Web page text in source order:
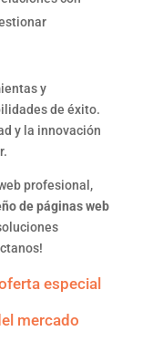
y
de éxito.
y la innovación
profesional,
de páginas web
especial
mercado